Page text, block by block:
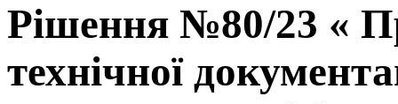
Рішення №80/23 «
технічної